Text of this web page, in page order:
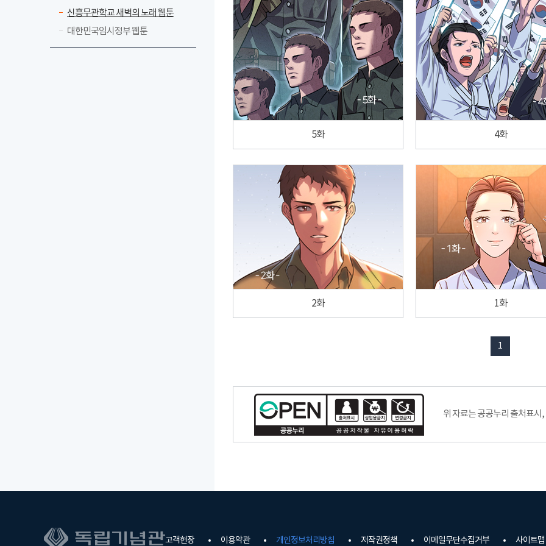
신흥무관학교 새벽의 노래 웹툰
대한민국임시정부 웹툰
5화 4화
2화 1화
1
위 자료는 공공누리 출처표시
고객헌장 이용약관 개인정보처리방침 저작권정책 이메일무단수집거부 사이트맵